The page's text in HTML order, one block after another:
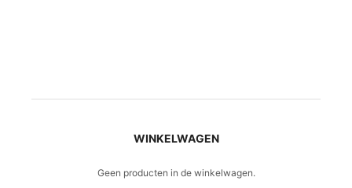
WINKELWAGEN
Geen producten in de winkelwagen.